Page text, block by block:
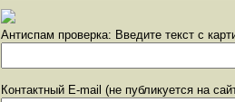
Антиспам проверка: Введите текст с
Контактный E-mail (не публикуется на